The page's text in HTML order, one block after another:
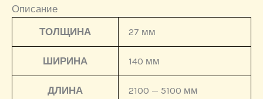
Описание
ТОЛЩИНА
27 мм
ШИРИНА 140 мм
ДЛИНА 2100 — 5100 мм